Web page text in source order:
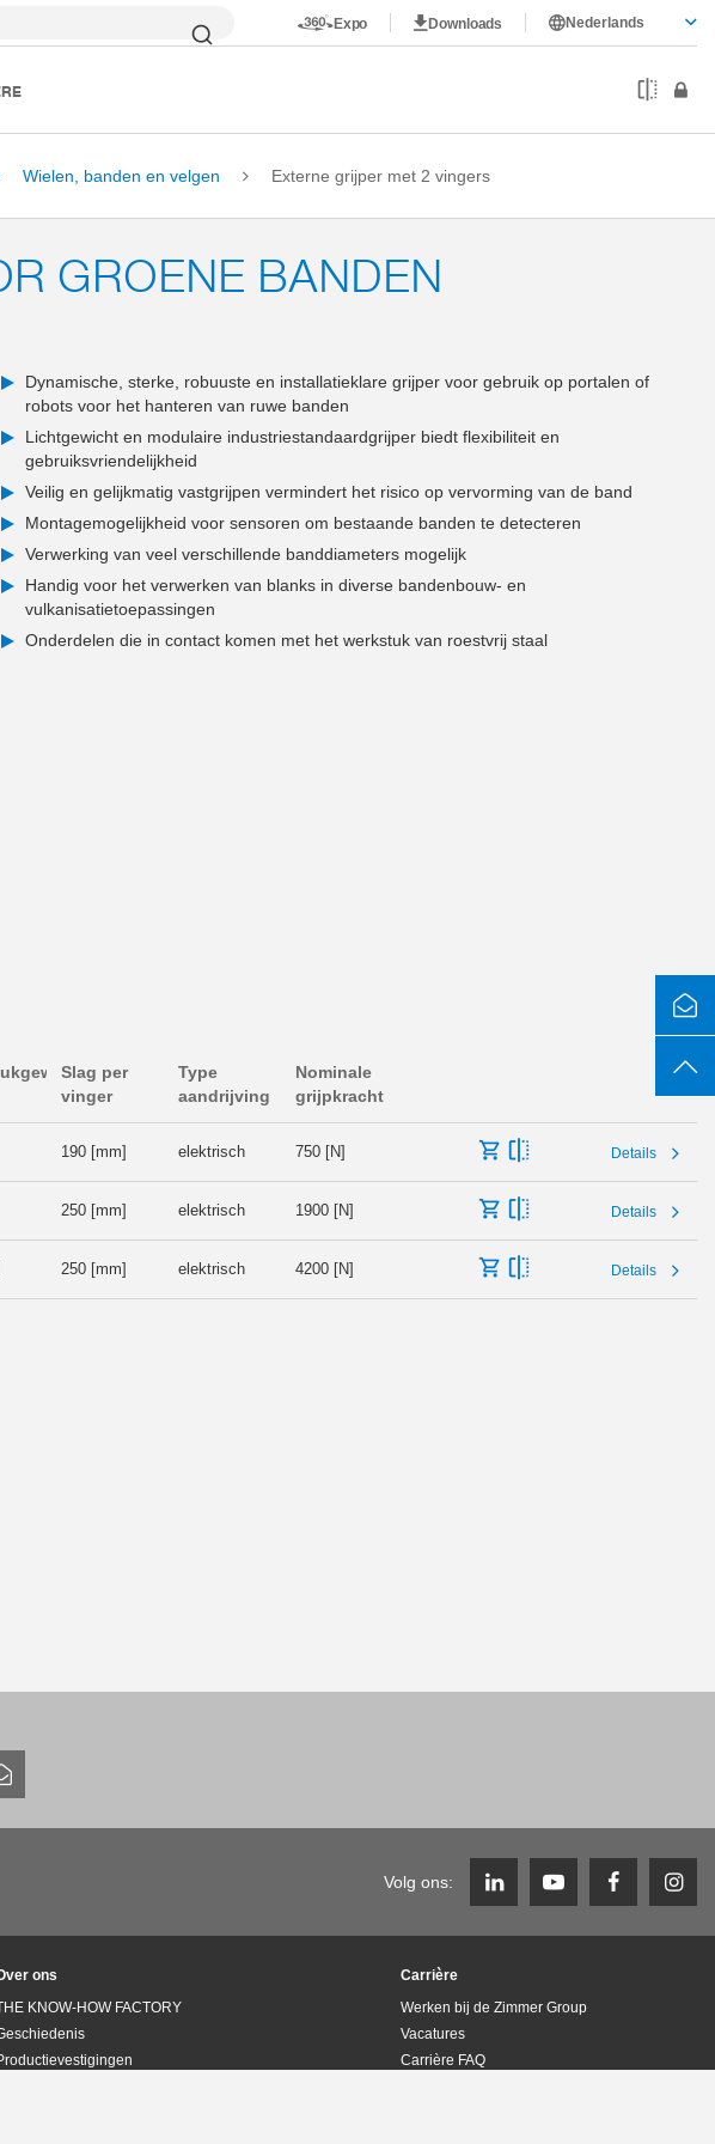
Expo Downloads Nederlands
Wielen, banden en velgen Externe grijper met 2 vingers
GROENE BANDEN
Dynamische, sterke, robuuste en installatieklare grijper voor gebruik op portalen of
robots voor het hanteren van ruwe banden
Lichtgewicht en modulaire industriestandaardgrijper biedt flexibiliteit en
gebruiksvriendelijkheid
Veilig en gelijkmatig vastgrijpen vermindert het risico op vervorming van de band
Montagemogelijkheid voor sensoren om bestaande banden te detecteren
Verwerking van veel verschillende banddiameters mogelijk
Handig voor het verwerken van blanks in diverse bandenbouw- en
vulkanisatietoepassingen
Onderdelen die in contact komen met het werkstuk van roestvrij staal
Slag per
vinger
Type
aandrijving
Nominale
grijpkracht
190 [mm] elektrisch 750 [N] Details
250 [mm] elektrisch 1900 [N] Details
250 [mm] elektrisch 4200 [N] Details
Volg ons:
ons
KNOW-HOW FACTORY
Carrière
Werken bij de Zimmer Group
Vacatures
Carrière FAQ